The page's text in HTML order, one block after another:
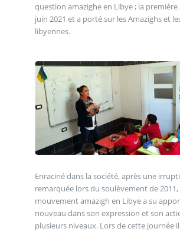
question amazighe en Libye ; la première
juin 2021 et a porté sur les Amazighs et
libyennes.
Enraciné dans la société, après une
remarquée lors du soulèvement de 2011,
mouvement amazigh en Libye a su
nouveau dans son expression et son
plusieurs niveaux. Lors de cette journée